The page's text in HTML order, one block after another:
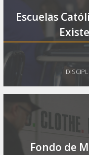
Escuelas
Fondo de